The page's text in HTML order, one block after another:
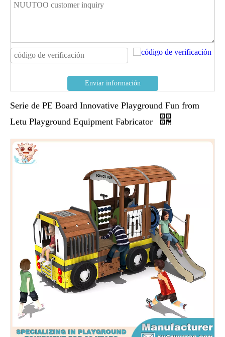
Enviar información
Serie de PE Board Innovative Playground Fun from
Letu Playground Equipment Fabricator